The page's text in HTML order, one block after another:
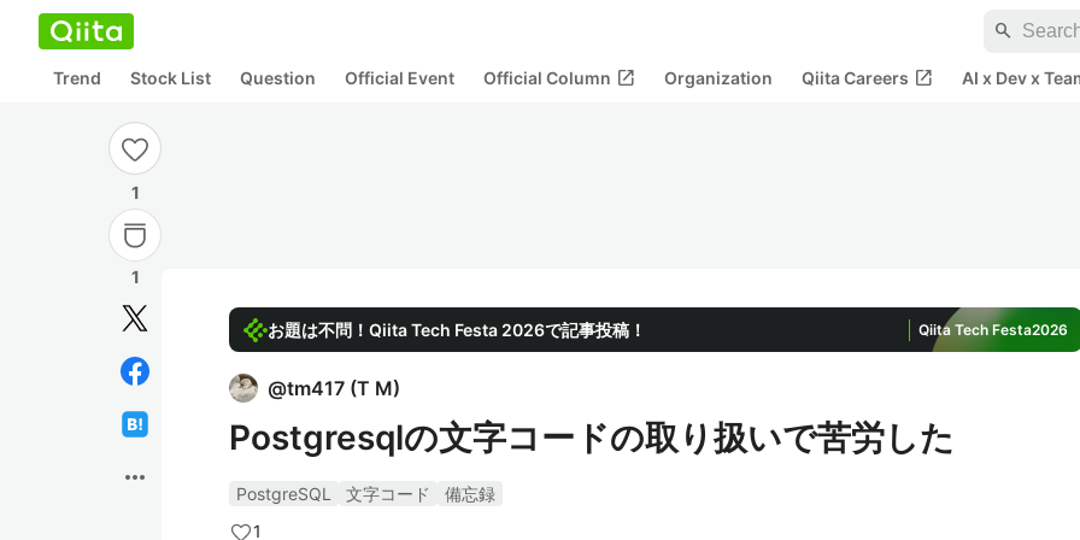
search
Trend Stock List Question Official Event Official Column open_in_new Organization Qiita Careers open_in_new AI x Dev x
1
1
more_horiz
お題は不問！Qiita Tech Festa 2026で記事投稿！ Qiita Tech Festa2026
@tm417 (T M)
Postgresqlの文字コードの取り扱いで苦労した
PostgreSQL 文字コード
備忘録
1